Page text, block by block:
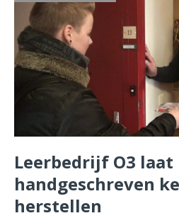
Leerbedrijf O3 laat
handgeschreven
herstellen